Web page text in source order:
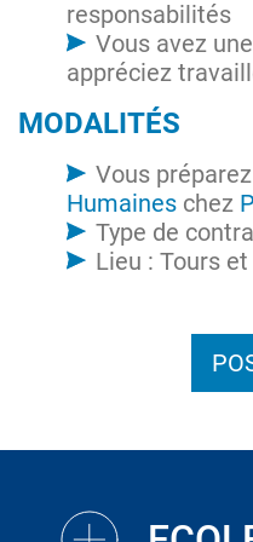
responsabilités
Vous avez
appréciez
MODALITÉS
Vous
Humaines chez
Type de
Lieu : Tours